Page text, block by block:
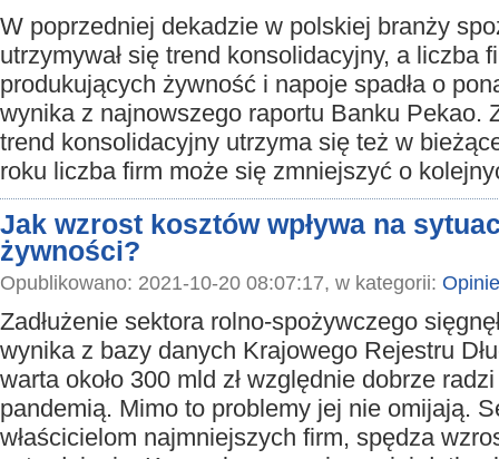
W poprzedniej dekadzie w polskiej branży
utrzymywał się trend konsolidacyjny, a liczba
produkujących żywność i napoje spadła o
wynika z najnowszego raportu Banku Pekao.
trend konsolidacyjny utrzyma się też w
roku liczba firm może się zmniejszyć o
Jak wzrost kosztów wpływa na
żywności?
Opublikowano: 2021-10-20 08:07:17, w kategorii: Opinie
Zadłużenie sektora rolno-spożywczego
wynika z bazy danych Krajowego Rejestru
warta około 300 mld zł względnie dobrze
pandemią. Mimo to problemy jej nie omijają.
właścicielom najmniejszych firm, spędza